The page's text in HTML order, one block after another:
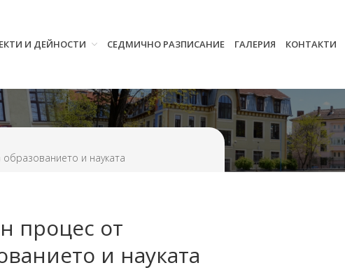
Начало
Нормативна уредба
Прием
Проекти и дейности
Седмично разписание
И ДЕЙНОСТИ СЕДМИЧНО РАЗПИСАНИЕ ГАЛЕРИЯ КОНТАКТИ
и науката
процес от
и науката